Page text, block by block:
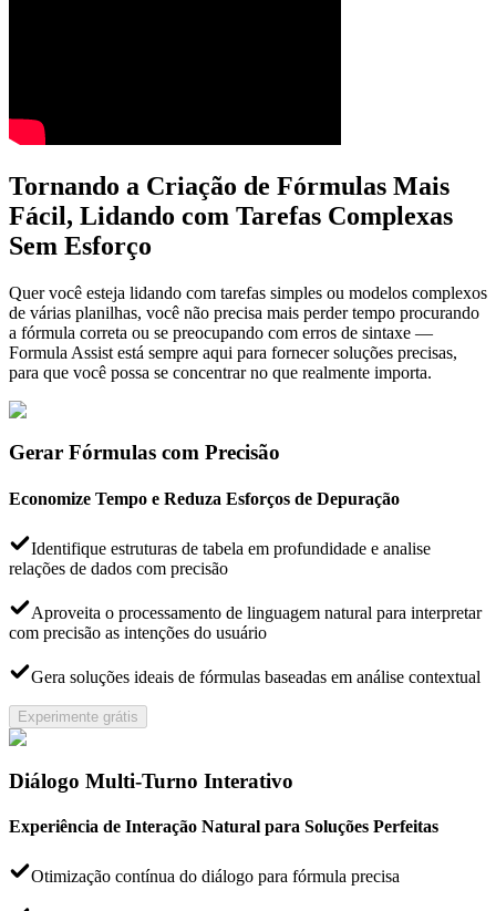
Tornando a Criação de Fórmulas Mais
Fácil, Lidando com Tarefas Complexas
Sem Esforço
Quer você esteja lidando com tarefas simples ou modelos complexos
de várias planilhas, você não precisa mais perder tempo procurando
a fórmula correta ou se preocupando com erros de sintaxe —
Formula Assist está sempre aqui para fornecer soluções precisas,
para que você possa se concentrar no que realmente importa.
Gerar Fórmulas com Precisão
Economize Tempo e Reduza Esforços de Depuração
Identifique estruturas de tabela em profundidade e analise
relações de dados com precisão
Aproveita o processamento de linguagem natural para interpretar
com precisão as intenções do usuário
Gera soluções ideais de fórmulas baseadas em análise contextual
Experimente grátis
Diálogo Multi-Turno Interativo
Experiência de Interação Natural para Soluções Perfeitas
Otimização contínua do diálogo para fórmula precisa